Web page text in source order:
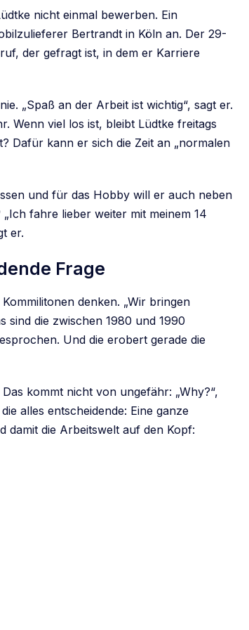
nicht einmal bewerben. Ein
Bertrandt in Köln an. Der 29-
der gefragt ist, in dem er Karriere
„Spaß an der Arbeit ist wichtig“, sagt er.
Wenn viel los ist, bleibt Lüdtke freitags
Dafür kann er sich die Zeit an „normalen
und für das Hobby will er auch neben
fahre lieber weiter mit meinem 14
er.
Frage
denken. „Wir bringen
sind die zwischen 1980 und 1990
Und die erobert gerade die
kommt nicht von ungefähr: „Why?“,
alles entscheidende: Eine ganze
damit die Arbeitswelt auf den Kopf: